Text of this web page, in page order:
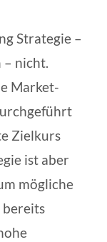
Strategie –
– nicht.
Market-
Zielkurs
ist aber
mögliche
bereits